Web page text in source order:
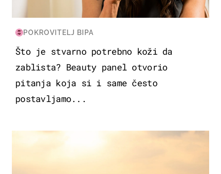
POKROVITELJ BIPA
Što je stvarno potrebno koži da
zablista? Beauty panel otvorio
pitanja koja si i same često
postavljamo...